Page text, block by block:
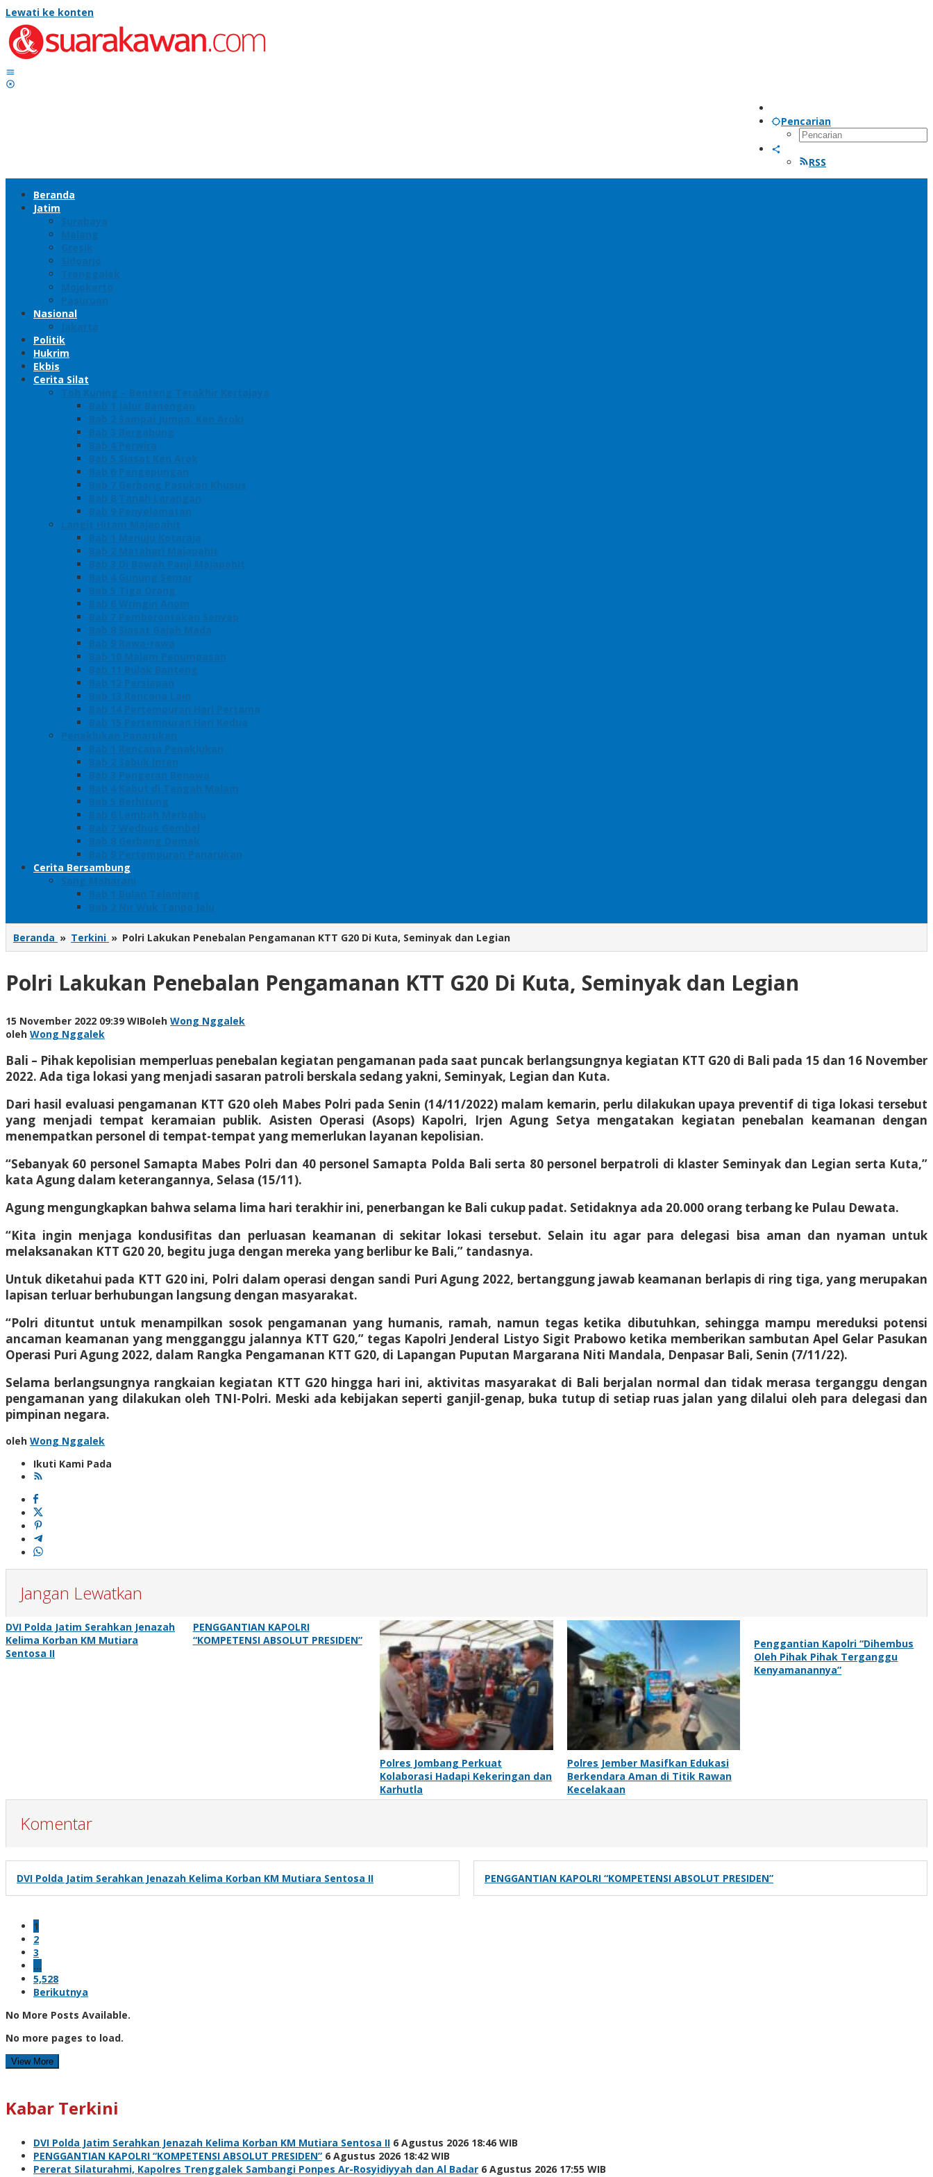
Lewati ke konten
Pencarian
RSS
Beranda
Jatim
Surabaya
Malang
Gresik
Sidoarjo
Trenggalek
Mojokerto
Pasuruan
Nasional
Jakarta
Politik
Hukrim
Ekbis
Cerita Silat
Toh Kuning – Benteng Terakhir Kertajaya
Bab 1 Jalur Banengan
Bab 2 Sampai Jumpa, Ken Arok!
Bab 3 Bergabung
Bab 4 Perwira
Bab 5 Siasat Ken Arok
Bab 6 Pengepungan
Bab 7 Gerbang Pasukan Khusus
Bab 8 Tanah Larangan
Bab 9 Penyelamatan
Langit Hitam Majapahit
Bab 1 Menuju Kotaraja
Bab 2 Matahari Majapahit
Bab 3 Di Bawah Panji Majapahit
Bab 4 Gunung Semar
Bab 5 Tiga Orang
Bab 6 Wringin Anom
Bab 7 Pemberontakan Senyap
Bab 8 Siasat Gajah Mada
Bab 9 Rawa-rawa
Bab 10 Malam Penumpasan
Bab 11 Bulak Banteng
Bab 12 Persiapan
Bab 13 Rencana Lain
Bab 14 Pertempuran Hari Pertama
Bab 15 Pertempuran Hari Kedua
Penaklukan Panarukan
Bab 1 Rencana Penaklukan
Bab 2 Sabuk Inten
Bab 3 Pangeran Benawa
Bab 4 Kabut di Tengah Malam
Bab 5 Berhitung
Bab 6 Lembah Merbabu
Bab 7 Wedhus Gembel
Bab 8 Gerbang Demak
Bab 9 Pertempuran Panarukan
Cerita Bersambung
Sang Maharani
Bab 1 Bulan Telanjang
Bab 2 Nir Wuk Tanpa Jalu
Beranda » Terkini » Polri Lakukan Penebalan Pengamanan KTT G20 Di Kuta, Seminyak dan Legian
Polri Lakukan Penebalan Pengamanan KTT G20 Di Kuta, Seminyak dan Legian
15 November 2022 09:39 WIBoleh Wong Nggalek
oleh Wong Nggalek
Bali – Pihak kepolisian memperluas penebalan kegiatan pengamanan pada saat puncak berlangsungnya kegiatan KTT G20 di Bali pada 15 dan 16 November
2022. Ada tiga lokasi yang menjadi sasaran patroli berskala sedang yakni, Seminyak, Legian dan Kuta.
Dari hasil evaluasi pengamanan KTT G20 oleh Mabes Polri pada Senin (14/11/2022) malam kemarin, perlu dilakukan upaya preventif di tiga lokasi tersebut
yang menjadi tempat keramaian publik. Asisten Operasi (Asops) Kapolri, Irjen Agung Setya mengatakan kegiatan penebalan keamanan dengan
menempatkan personel di tempat-tempat yang memerlukan layanan kepolisian.
“Sebanyak 60 personel Samapta Mabes Polri dan 40 personel Samapta Polda Bali serta 80 personel berpatroli di klaster Seminyak dan Legian serta Kuta,”
kata Agung dalam keterangannya, Selasa (15/11).
Agung mengungkapkan bahwa selama lima hari terakhir ini, penerbangan ke Bali cukup padat. Setidaknya ada 20.000 orang terbang ke Pulau Dewata.
“Kita ingin menjaga kondusifitas dan perluasan keamanan di sekitar lokasi tersebut. Selain itu agar para delegasi bisa aman dan nyaman untuk
melaksanakan KTT G20 20, begitu juga dengan mereka yang berlibur ke Bali,” tandasnya.
Untuk diketahui pada KTT G20 ini, Polri dalam operasi dengan sandi Puri Agung 2022, bertanggung jawab keamanan berlapis di ring tiga, yang merupakan
lapisan terluar berhubungan langsung dengan masyarakat.
“Polri dituntut untuk menampilkan sosok pengamanan yang humanis, ramah, namun tegas ketika dibutuhkan, sehingga mampu mereduksi potensi
ancaman keamanan yang mengganggu jalannya KTT G20,” tegas Kapolri Jenderal Listyo Sigit Prabowo ketika memberikan sambutan Apel Gelar Pasukan
Operasi Puri Agung 2022, dalam Rangka Pengamanan KTT G20, di Lapangan Puputan Margarana Niti Mandala, Denpasar Bali, Senin (7/11/22).
Selama berlangsungnya rangkaian kegiatan KTT G20 hingga hari ini, aktivitas masyarakat di Bali berjalan normal dan tidak merasa terganggu dengan
pengamanan yang dilakukan oleh TNI-Polri. Meski ada kebijakan seperti ganjil-genap, buka tutup di setiap ruas jalan yang dilalui oleh para delegasi dan
pimpinan negara.
oleh Wong Nggalek
Ikuti Kami Pada
Jangan Lewatkan
DVI Polda Jatim Serahkan Jenazah
Kelima Korban KM Mutiara
Sentosa II
PENGGANTIAN KAPOLRI
“KOMPETENSI ABSOLUT PRESIDEN”
Polres Jombang Perkuat
Kolaborasi Hadapi Kekeringan dan
Karhutla
Polres Jember Masifkan Edukasi
Berkendara Aman di Titik Rawan
Kecelakaan
Penggantian Kapolri “Dihembus
Oleh Pihak Pihak Terganggu
Kenyamanannya”
Komentar
DVI Polda Jatim Serahkan Jenazah Kelima Korban KM Mutiara Sentosa II PENGGANTIAN KAPOLRI “KOMPETENSI ABSOLUT PRESIDEN”
1
2
3
…
5,528
Berikutnya
No More Posts Available.
No more pages to load.
View More
Kabar Terkini
DVI Polda Jatim Serahkan Jenazah Kelima Korban KM Mutiara Sentosa II 6 Agustus 2026 18:46 WIB
PENGGANTIAN KAPOLRI “KOMPETENSI ABSOLUT PRESIDEN” 6 Agustus 2026 18:42 WIB
Pererat Silaturahmi, Kapolres Trenggalek Sambangi Ponpes Ar-Rosyidiyyah dan Al Badar 6 Agustus 2026 17:55 WIB